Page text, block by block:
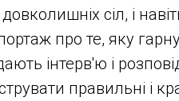
сіл, і навіть
про те, яку
інтерв'ю і
правильні і